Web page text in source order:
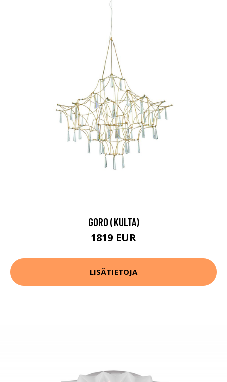
GORO (KULTA)
1819 EUR
LISÄTIETOJA